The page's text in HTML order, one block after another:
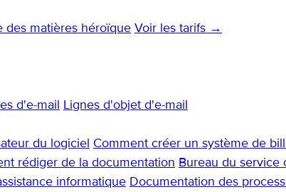
des matières héroïque Voir les tarifs →
d'e-mail Lignes d'objet d'e-mail
du logiciel Comment créer un système de
rédiger de la documentation Bureau du service
informatique Documentation des